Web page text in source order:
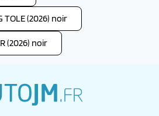
TOLE (2026) noir
(2026) noir